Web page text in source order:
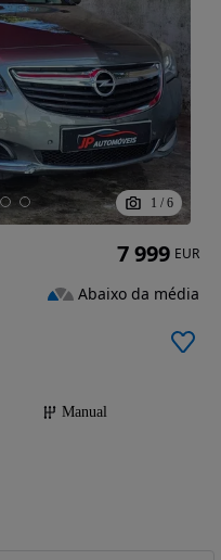
1 / 6
Manual
7 999 EUR
Abaixo da média